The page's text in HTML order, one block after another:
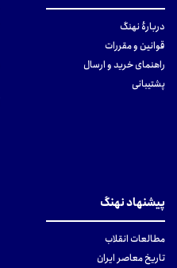
دربارهٔ نهنگ
قوانین و مقررات
راهنمای خرید و ارسال
پشتیبانی
پیشنهاد نهنگ
مطالعات انقلاب
تاریخ معاصر ایران